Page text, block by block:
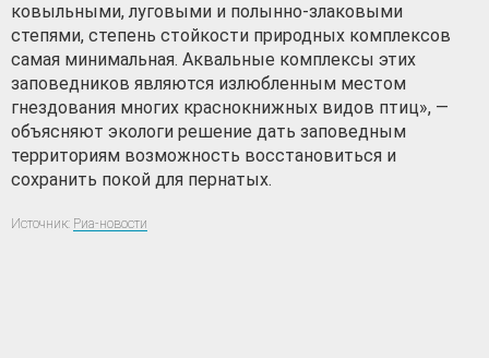
ковыльными, луговыми и полынно-злаковыми
степями, степень стойкости природных комплексов
самая минимальная. Аквальные комплексы этих
заповедников являются излюбленным местом
гнездования многих краснокнижных видов птиц», —
объясняют экологи решение дать заповедным
территориям возможность восстановиться и
сохранить покой для пернатых.
Источник: Риа-новости